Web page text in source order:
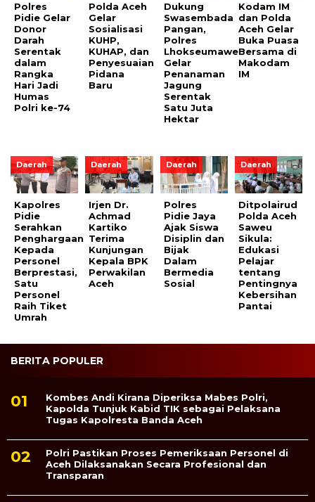
Polres
Pidie Gelar
Donor
Darah
Serentak
dalam
Rangka
Hari Jadi
Humas
Polri ke-74
Polda Aceh
Gelar
Sosialisasi
KUHP,
KUHAP, dan
Penyesuaian
Pidana
Baru
Dukung
Swasembada
Pangan,
Polres
Lhokseumawe
Gelar
Penanaman
Jagung
Serentak
Satu Juta
Hektar
Kodam IM
dan Polda
Aceh Gelar
Buka Puasa
Bersama di
Makodam
IM
Daerah
Kapolres
Pidie
Serahkan
Penghargaan
Kepada
Personel
Berprestasi,
Satu
Personel
Raih Tiket
Umrah
Daerah
Irjen Dr.
Achmad
Kartiko
Terima
Kunjungan
Kepala BPK
Perwakilan
Aceh
Daerah
Polres
Pidie Jaya
Ajak Siswa
Disiplin dan
Bijak
Dalam
Bermedia
Sosial
Daerah
Ditpolairud
Polda Aceh
Saweu
Sikula:
Edukasi
Pelajar
tentang
Pentingnya
Kebersihan
Pantai
BERITA POPULER
Kombes Andi Kirana Diperiksa Mabes Polri,
Kapolda Tunjuk Kabid TIK sebagai Pelaksana
Tugas Kapolresta Banda Aceh
Polri Pastikan Proses Pemeriksaan Personel di
Aceh Dilaksanakan Secara Profesional dan
Transparan